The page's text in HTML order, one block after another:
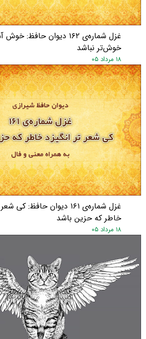
غزل شماره‌ی ۱۶۲ دیوان
خوش‌تر نباشد
۱۸ مرداد ۰۵
غزل شماره‌ی ۱۶۱ دیوان حافظ:
خاطر که حزین باشد
۱۸ مرداد ۰۵